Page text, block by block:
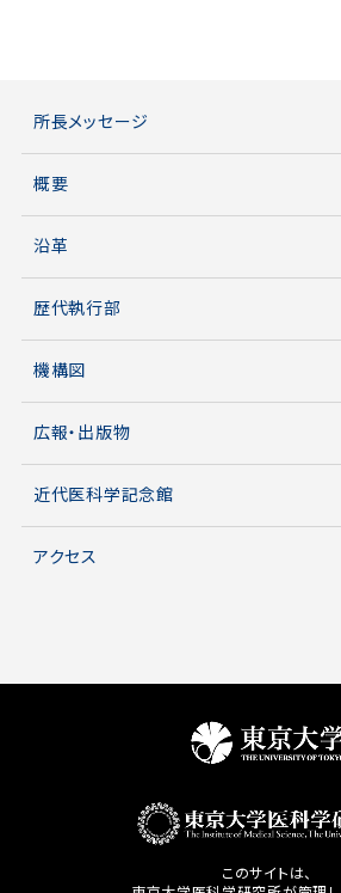
所長メッセージ
概要
沿革
歴代執行部
機構図
広報・出版物
近代医科学記念館
アクセス
このサイトは、